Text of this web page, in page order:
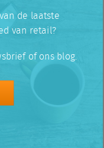
de laatste
van retail?
of ons blog.